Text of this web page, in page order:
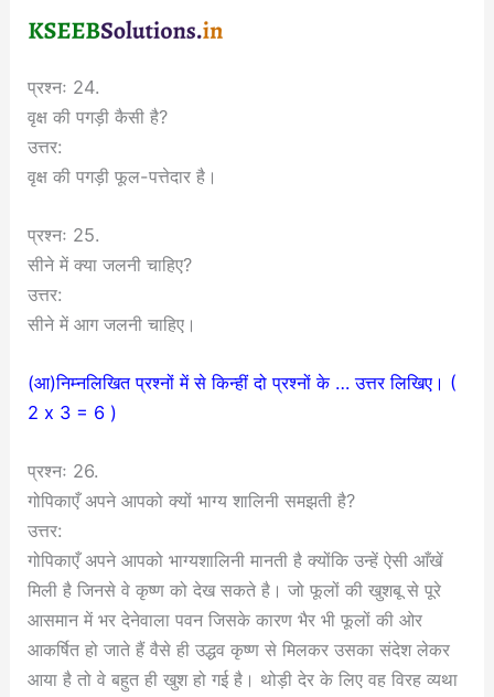
प्रश्नः 24.
वृक्ष की पगड़ी कैसी है?
उत्तर:
वृक्ष की पगड़ी फूल-पत्तेदार है।
प्रश्नः 25.
सीने में क्या जलनी चाहिए?
उत्तर:
सीने में आग जलनी चाहिए।
(आ)निम्नलिखित प्रश्नों में से किन्हीं दो प्रश्नों के … उत्तर लिखिए। (
2 x 3 = 6 )
प्रश्नः 26.
गोपिकाएँ अपने आपको क्यों भाग्य शालिनी समझती है?
उत्तर:
गोपिकाएँ अपने आपको भाग्यशालिनी मानती है क्योंकि उन्हें ऐसी आँखें
मिली है जिनसे वे कृष्ण को देख सकते है। जो फूलों की खुशबू से पूरे
आसमान में भर देनेवाला पवन जिसके कारण भैर भी फूलों की ओर
आकर्षित हो जाते हैं वैसे ही उद्धव कृष्ण से मिलकर उसका संदेश लेकर
आया है तो वे बहुत ही खुश हो गई है। थोड़ी देर के लिए वह विरह व्यथा